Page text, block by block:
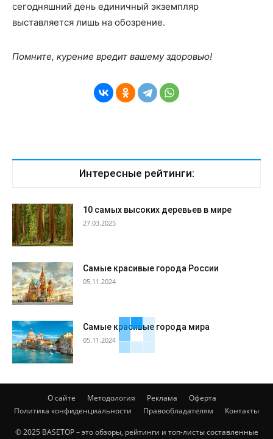
сегодняшний день единичный экземпляр
выставляется лишь на обозрение.
Помните, курение вредит вашему здоровью!
Интересные рейтинги:
10 самых высоких деревьев в мире
27.03.2025
Самые красивые города России
05.11.2024
Самые красивые города мира
05.11.2024
О сайте Методология Реклама
Оферта
Политика конфиденциальности
Правообладателям Контакты
© 2025 BASETOP – это обзоры, рейтинги и топ-листы составленные